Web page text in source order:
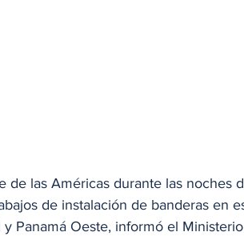
de las Américas durante las noches
de instalación de banderas en
Panamá Oeste, informó el